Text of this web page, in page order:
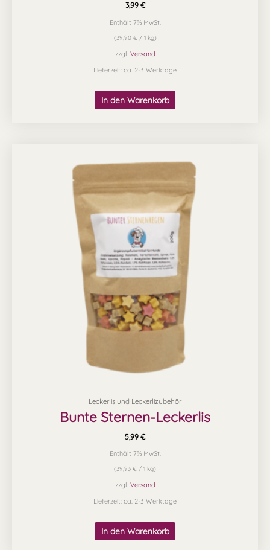
3,99 €
Enthält 7% MwSt.
(39,90 € / 1 kg)
zzgl. Versand
Lieferzeit: ca. 2-3 Werktage
In den Warenkorb
Leckerlis und Leckerlizubehör
Bunte Sternen-Leckerlis
5,99 €
Enthält 7% MwSt.
(39,93 € / 1 kg)
zzgl. Versand
Lieferzeit: ca. 2-3 Werktage
In den Warenkorb